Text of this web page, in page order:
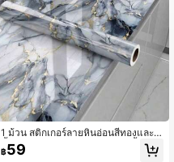
1 ม้วน สติกเกอร์ลายหินอ่อนสีทองและสี
น้ำเงินสำหรับเคาน์เตอร์ครัว กันน้ำและ
ฉีกง่าย เหมาะสำหรับห้องครัว ห้องน้ำ โ
฿59